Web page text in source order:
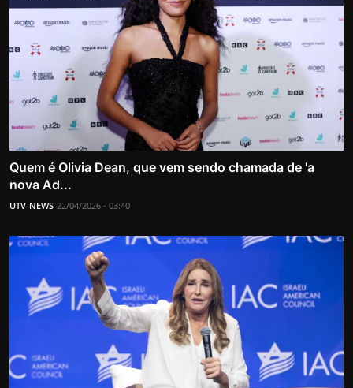
Quem é Olivia Dean, que vem sendo chamada de 'a
nova Ad...
UTV-NEWS 22/04/2026 - 03:40